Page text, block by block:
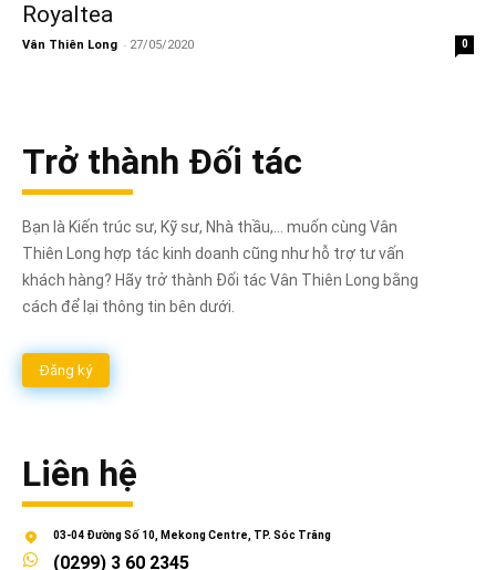
Royaltea
Vân Thiên Long - 27/05/2020 0
Trở thành Đối tác
Bạn là Kiến trúc sư, Kỹ sư, Nhà thầu,... muốn cùng Vân
Thiên Long hợp tác kinh doanh cũng như hỗ trợ tư vấn
khách hàng? Hãy trở thành Đối tác Vân Thiên Long bằng
cách để lại thông tin bên dưới.
Đăng ký
Liên hệ
03-04 Đường Số 10, Mekong Centre, TP. Sóc Trăng
(0299) 3 60 2345